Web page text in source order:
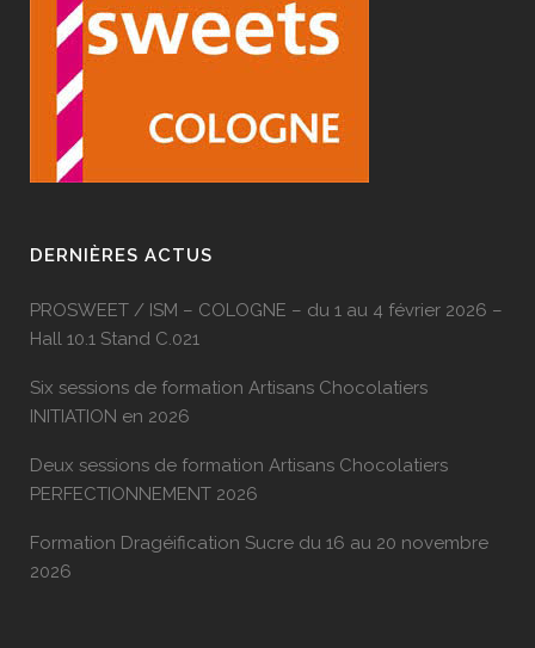
DERNIÈRES ACTUS
PROSWEET / ISM – COLOGNE – du 1 au 4 février 2026 –
Hall 10.1 Stand C.021
Six sessions de formation Artisans Chocolatiers
INITIATION en 2026
Deux sessions de formation Artisans Chocolatiers
PERFECTIONNEMENT 2026
Formation Dragéification Sucre du 16 au 20 novembre
2026